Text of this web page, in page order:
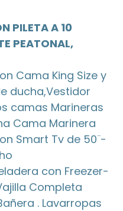
PILETA A 10
PEATONAL,
Cama King Size y
ducha,Vestidor
camas Marineras
Cama Marinera
Smart Tv de 50¨-
con Freezer-
Completa
. Lavarropas